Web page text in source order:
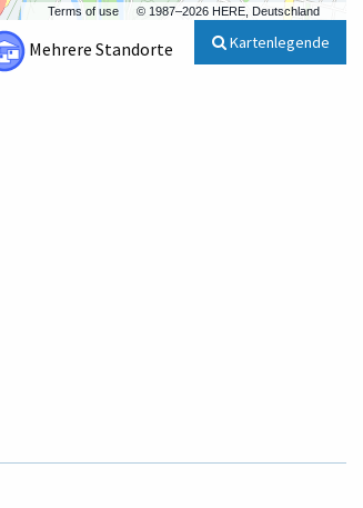
Terms of use © 1987–2026 HERE, Deutschland
Mehrere Standorte Kartenlegende